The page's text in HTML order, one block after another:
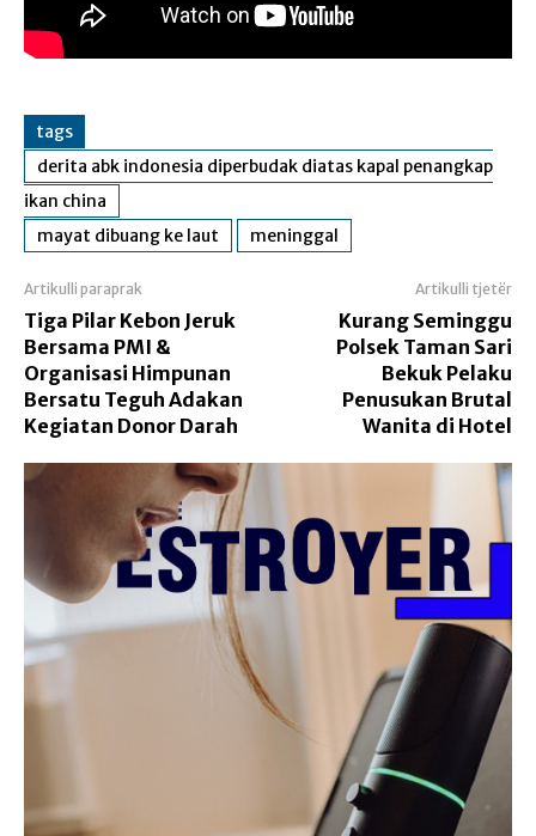
tags
derita abk indonesia diperbudak diatas kapal penangkap
ikan china
mayat dibuang ke laut
meninggal
Artikulli paraprak
Tiga Pilar Kebon Jeruk
Bersama PMI &
Organisasi Himpunan
Bersatu Teguh Adakan
Kegiatan Donor Darah
Artikulli tjetër
Kurang Seminggu
Polsek Taman Sari
Bekuk Pelaku
Penusukan Brutal
Wanita di Hotel